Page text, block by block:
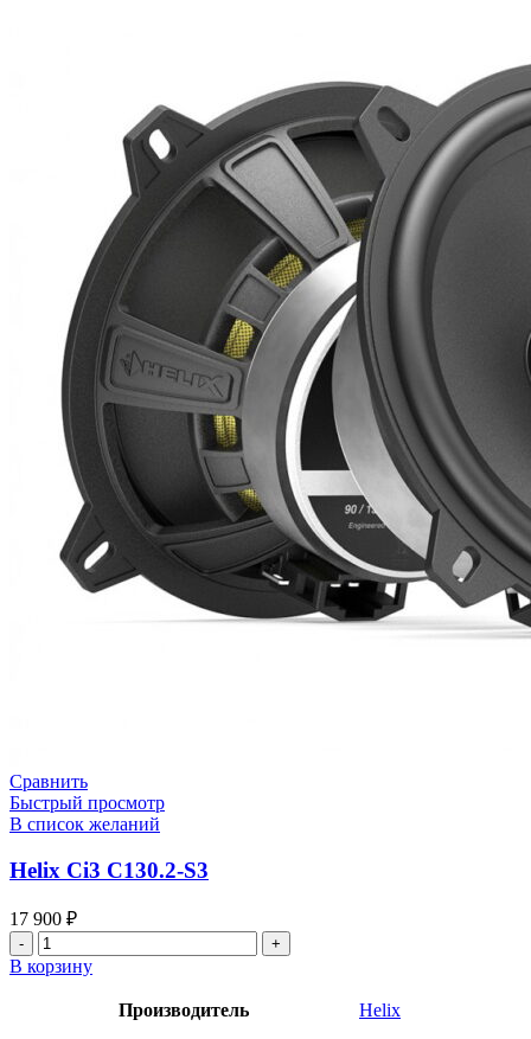
Сравнить
Быстрый просмотр
В список желаний
Helix Ci3 C130.2-S3
17 900 ₽
Количество
товара
Helix
В корзину
Производитель Helix